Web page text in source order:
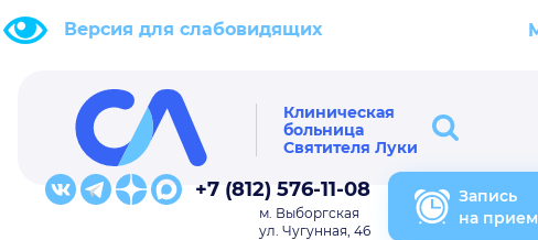
Версия для слабовидящих
Клиническая
больница
Святителя Луки
+7 (812) 576-11-08
м. Выборгская
ул. Чугунная, 46
Запись
на прием